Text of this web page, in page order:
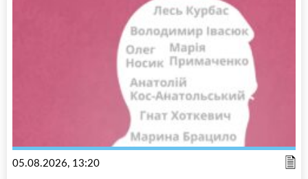
05.08.2026, 13:20